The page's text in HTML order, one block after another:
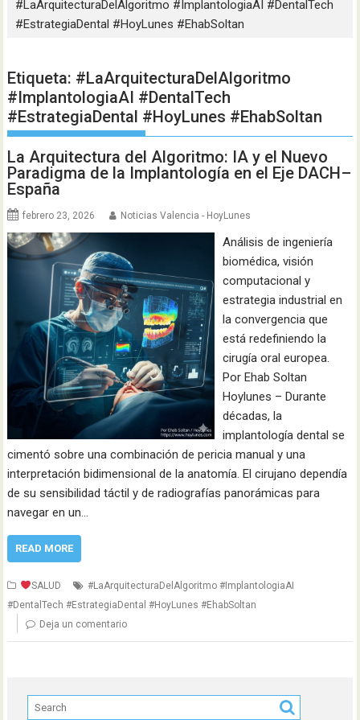
#LaArquitecturaDelAlgoritmo #ImplantologiaAI #DentalTech
#EstrategiaDental #HoyLunes #EhabSoltan
Etiqueta: #LaArquitecturaDelAlgoritmo
#ImplantologiaAI #DentalTech
#EstrategiaDental #HoyLunes #EhabSoltan
La Arquitectura del Algoritmo: IA y el Nuevo
Paradigma de la Implantología en el Eje DACH–
España
febrero 23, 2026 Noticias Valencia - HoyLunes
Análisis de ingeniería
biomédica, visión
computacional y
estrategia industrial en
la convergencia que
está redefiniendo la
cirugía oral europea.
Por Ehab Soltan
Hoylunes – Durante
décadas, la
implantología dental se
cimentó sobre una combinación de pericia manual y una
interpretación bidimensional de la anatomía. El cirujano dependía
de su sensibilidad táctil y de radiografías panorámicas para
navegar en un…
READ MORE
SALUD
#LaArquitecturaDelAlgoritmo #ImplantologiaAI
#DentalTech #EstrategiaDental #HoyLunes #EhabSoltan
Deja un comentario